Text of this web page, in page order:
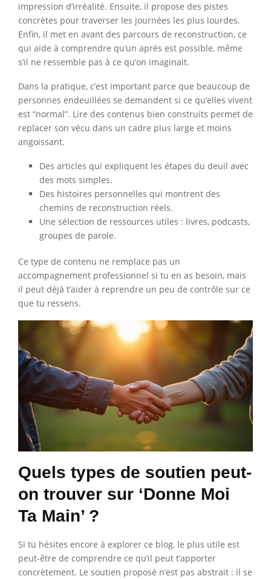
impression d’irréalité. Ensuite, il propose des pistes
concrètes pour traverser les journées les plus lourdes.
Enfin, il met en avant des parcours de reconstruction, ce
qui aide à comprendre qu’un après est possible, même
s’il ne ressemble pas à ce qu’on imaginait.
Dans la pratique, c’est important parce que beaucoup de
personnes endeuillées se demandent si ce qu’elles vivent
est “normal”. Lire des contenus bien construits permet de
replacer son vécu dans un cadre plus large et moins
angoissant.
Des articles qui expliquent les étapes du deuil avec
des mots simples.
Des histoires personnelles qui montrent des
chemins de reconstruction réels.
Une sélection de ressources utiles : livres, podcasts,
groupes de parole.
Ce type de contenu ne remplace pas un
accompagnement professionnel si tu en as besoin, mais
il peut déjà t’aider à reprendre un peu de contrôle sur ce
que tu ressens.
Quels types de soutien peut-
on trouver sur ‘Donne Moi
Ta Main’ ?
Si tu hésites encore à explorer ce blog, le plus utile est
peut-être de comprendre ce qu’il peut t’apporter
concrètement. Le soutien proposé n’est pas abstrait : il se